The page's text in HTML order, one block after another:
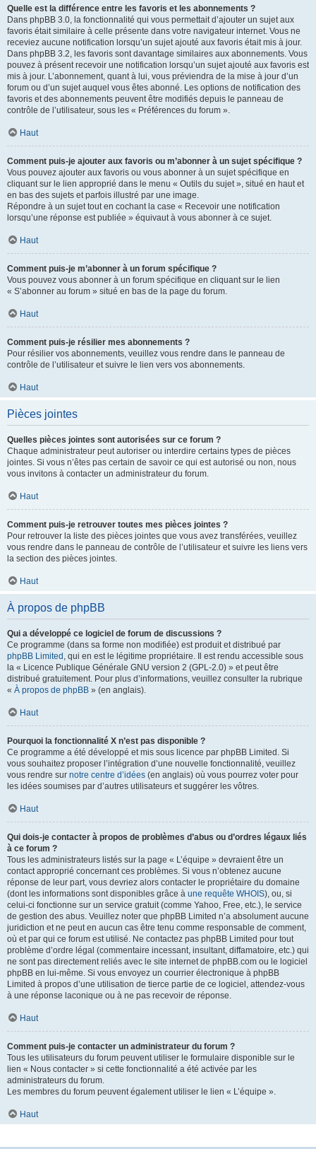
Quelle est la différence entre les favoris et les abonnements ?
Dans phpBB 3.0, la fonctionnalité qui vous permettait d’ajouter un sujet aux
favoris était similaire à celle présente dans votre navigateur internet. Vous ne
receviez aucune notification lorsqu’un sujet ajouté aux favoris était mis à jour.
Dans phpBB 3.2, les favoris sont davantage similaires aux abonnements. Vous
pouvez à présent recevoir une notification lorsqu’un sujet ajouté aux favoris est
mis à jour. L’abonnement, quant à lui, vous préviendra de la mise à jour d’un
forum ou d’un sujet auquel vous êtes abonné. Les options de notification des
favoris et des abonnements peuvent être modifiés depuis le panneau de
contrôle de l’utilisateur, sous les « Préférences du forum ».
Haut
Comment puis-je ajouter aux favoris ou m’abonner à un sujet spécifique ?
Vous pouvez ajouter aux favoris ou vous abonner à un sujet spécifique en
cliquant sur le lien approprié dans le menu « Outils du sujet », situé en haut et
en bas des sujets et parfois illustré par une image.
Répondre à un sujet tout en cochant la case « Recevoir une notification
lorsqu’une réponse est publiée » équivaut à vous abonner à ce sujet.
Haut
Comment puis-je m’abonner à un forum spécifique ?
Vous pouvez vous abonner à un forum spécifique en cliquant sur le lien
« S’abonner au forum » situé en bas de la page du forum.
Haut
Comment puis-je résilier mes abonnements ?
Pour résilier vos abonnements, veuillez vous rendre dans le panneau de
contrôle de l’utilisateur et suivre le lien vers vos abonnements.
Haut
Pièces jointes
Quelles pièces jointes sont autorisées sur ce forum ?
Chaque administrateur peut autoriser ou interdire certains types de pièces
jointes. Si vous n’êtes pas certain de savoir ce qui est autorisé ou non, nous
vous invitons à contacter un administrateur du forum.
Haut
Comment puis-je retrouver toutes mes pièces jointes ?
Pour retrouver la liste des pièces jointes que vous avez transférées, veuillez
vous rendre dans le panneau de contrôle de l’utilisateur et suivre les liens vers
la section des pièces jointes.
Haut
À propos de phpBB
Qui a développé ce logiciel de forum de discussions ?
Ce programme (dans sa forme non modifiée) est produit et distribué par
phpBB Limited , qui en est le légitime propriétaire. Il est rendu accessible sous
la « Licence Publique Générale GNU version 2 (GPL-2.0) » et peut être
distribué gratuitement. Pour plus d’informations, veuillez consulter la rubrique
« À propos de phpBB » (en anglais).
Haut
Pourquoi la fonctionnalité X n’est pas disponible ?
Ce programme a été développé et mis sous licence par phpBB Limited. Si
vous souhaitez proposer l’intégration d’une nouvelle fonctionnalité, veuillez
vous rendre sur notre centre d’idées (en anglais) où vous pourrez voter pour
les idées soumises par d’autres utilisateurs et suggérer les vôtres.
Haut
Qui dois-je contacter à propos de problèmes d’abus ou d’ordres légaux liés
à ce forum ?
Tous les administrateurs listés sur la page « L’équipe » devraient être un
contact approprié concernant ces problèmes. Si vous n’obtenez aucune
réponse de leur part, vous devriez alors contacter le propriétaire du domaine
(dont les informations sont disponibles grâce à une requête WHOIS), ou, si
celui-ci fonctionne sur un service gratuit (comme Yahoo, Free, etc.), le service
de gestion des abus. Veuillez noter que phpBB Limited n’a absolument aucune
juridiction et ne peut en aucun cas être tenu comme responsable de comment,
où et par qui ce forum est utilisé. Ne contactez pas phpBB Limited pour tout
problème d’ordre légal (commentaire incessant, insultant, diffamatoire, etc.) qui
ne sont pas directement reliés avec le site internet de phpBB.com ou le logiciel
phpBB en lui-même. Si vous envoyez un courrier électronique à phpBB
Limited à propos d’une utilisation de tierce partie de ce logiciel, attendez-vous
à une réponse laconique ou à ne pas recevoir de réponse.
Haut
Comment puis-je contacter un administrateur du forum ?
Tous les utilisateurs du forum peuvent utiliser le formulaire disponible sur le
lien « Nous contacter » si cette fonctionnalité a été activée par les
administrateurs du forum.
Les membres du forum peuvent également utiliser le lien « L’équipe ».
Haut